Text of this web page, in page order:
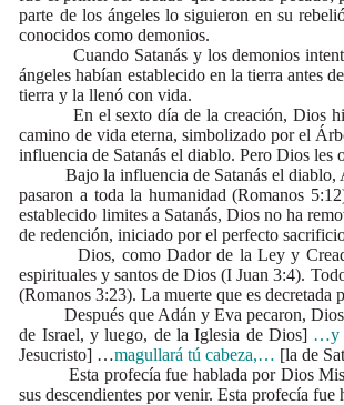
parte de los ángeles lo siguieron en su
conocidos como demonios.
Cuando Satanás y los demonios
ángeles habían establecido en la tierra antes
tierra y la llenó con vida.
En el sexto día de la creación, Dios hizo
camino de vida eterna, simbolizado por el
influencia de Satanás el diablo. Pero Dios
Bajo la influencia de Satanás el diablo,
pasaron a toda la humanidad (Romanos
establecido limites a Satanás, Dios no ha
de redención, iniciado por el perfecto
Dios, como Dador de la Ley y Creador,
espirituales y santos de Dios (I Juan 3:4).
(Romanos 3:23). La muerte que es
Después que Adán y Eva pecaron, Dios
de Israel, y luego, de la Iglesia de Dios] …y
Jesucristo] …magullará tú cabeza,… [la de
Esta profecía fue hablada por Dios
sus descendientes por venir. Esta profecía